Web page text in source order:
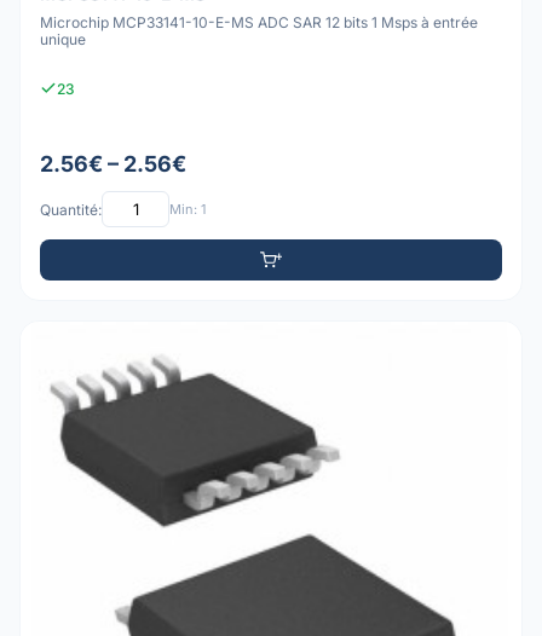
Microchip MCP33141-10-E-MS ADC SAR 12 bits 1 Msps à entrée
unique
23
2.56€ – 2.56€
Quantité: Min: 1